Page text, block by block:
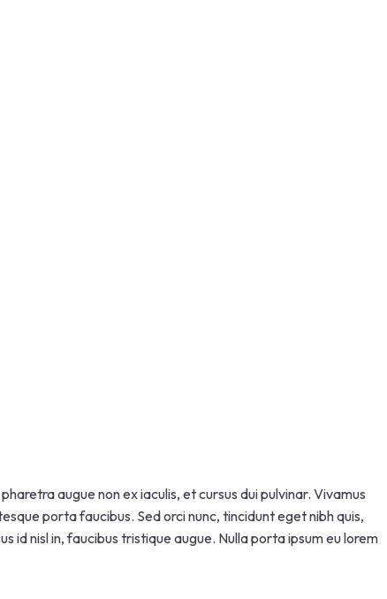
augue non ex iaculis, et cursus dui pulvinar. Vivamus
porta faucibus. Sed orci nunc, tincidunt eget nibh quis,
nisl in, faucibus tristique augue. Nulla porta ipsum eu lorem